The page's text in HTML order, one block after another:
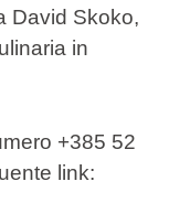
David Skoko,
in
+385 52
link: